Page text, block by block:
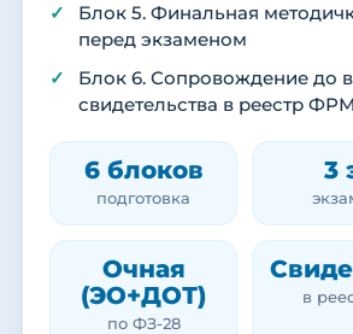
Блок 5. Финальная
перед экзаменом
Блок 6. Сопровождение до
свидетельства в реестр
6 блоков
подготовка
3
Очная
(ЭО+ДОТ)
по ФЗ-28
в